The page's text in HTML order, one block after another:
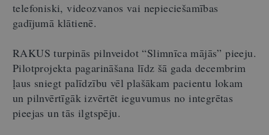
telefoniski, videozvanos vai nepieciešamības
gadījumā klātienē.
RAKUS turpinās pilnveidot “Slimnīca mājās” pieeju.
Pilotprojekta pagarināšana līdz šā gada decembrim
ļaus sniegt palīdzību vēl plašākam pacientu lokam
un pilnvērtīgāk izvērtēt ieguvumus no integrētas
pieejas un tās ilgtspēju.